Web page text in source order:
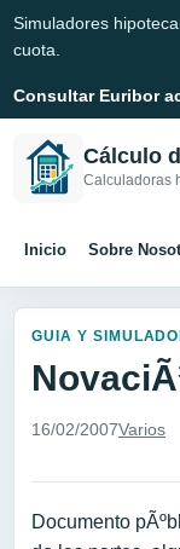
Simuladores
cuota.
Consultar Euribor
Cálculo
Calculadoras
Inicio Sobre
GUIA Y
16/02/2007Varios
Documento